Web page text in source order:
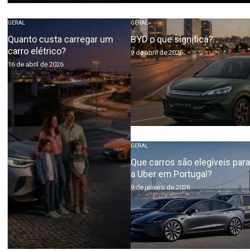
GERAL
Quanto custa carregar um
carro elétrico?
16 de abril de 2026
GERAL
BYD o que significa?
9 de abril de 2026
GERAL
Que carros são elegíveis para
a Uber em Portugal?
9 de janeiro de 2026